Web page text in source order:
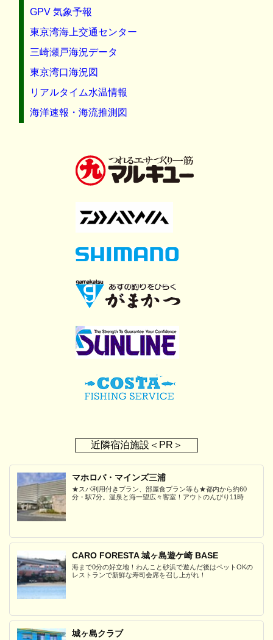
GPV 気象予報
東京湾海上交通センター
三崎瀬戸海況データ
東京湾口海況図
リアルタイム水温情報
海洋速報・海流推測図
近隣宿泊施設＜PR＞
マホロバ・マインズ三浦
★スパ利用付きプラン、部屋食プラン等も★都内から約60
分・駅7分。温泉と海一望広々客室！アウトのんびり11時
CARO FORESTA 城ヶ島遊ケ崎 BASE
海まで0分の好立地！わんこと砂浜で遊んだ後はペットOKの
レストランで新鮮な寿司会席を召し上がれ！
城ヶ島クラブ